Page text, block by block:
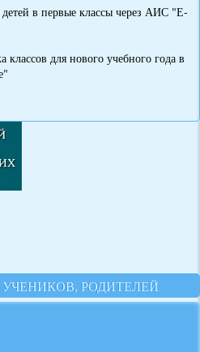
в первые классы через АИС "Е-
для нового учебного года в
РОДИТЕЛЕЙ